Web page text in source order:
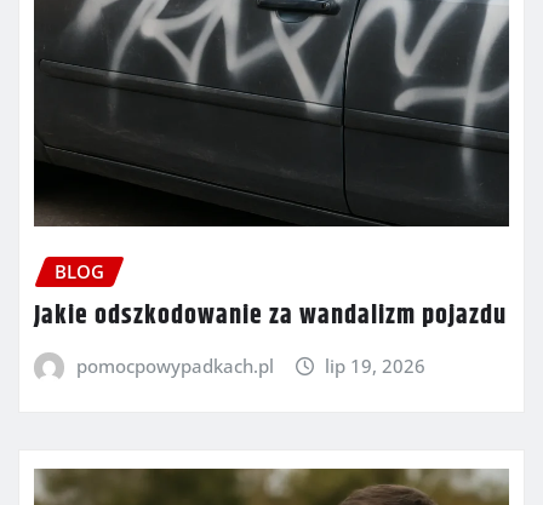
BLOG
Jakie odszkodowanie za wandalizm pojazdu
pomocpowypadkach.pl lip 19, 2026